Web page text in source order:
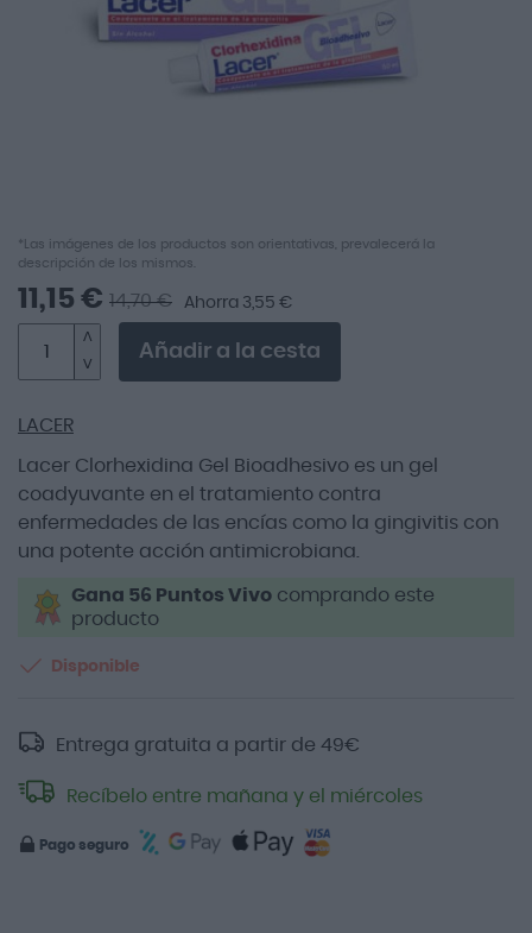
Saltar
al
comienzo
galería
de
*Las imágenes de los productos son orientativas, prevalecerá la
descripción de los mismos.
LACER
Lacer Clorhexidina Gel Bioadhesivo es un gel
coadyuvante en el tratamiento contra
enfermedades de las encías como la gingivitis con
una potente acción antimicrobiana.
Gana 56 Puntos Vivo comprando este
producto
11,15 € 14,70 € Ahorra 3,55 €
Añadir a la cesta
Disponible
Entrega gratuita a partir de 49€
Recíbelo entre mañana y el miércoles
Pago seguro